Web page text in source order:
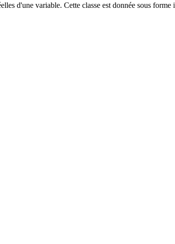
d'une variable. Cette classe est donnée sous forme